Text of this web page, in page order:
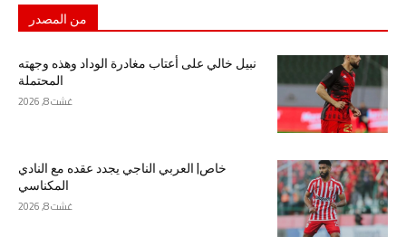
من المصدر
نبيل خالي على أعتاب مغادرة الوداد وهذه وجهته
المحتملة
غشت 8, 2026
خاص| العربي الناجي يجدد عقده مع النادي
المكناسي
غشت 8, 2026